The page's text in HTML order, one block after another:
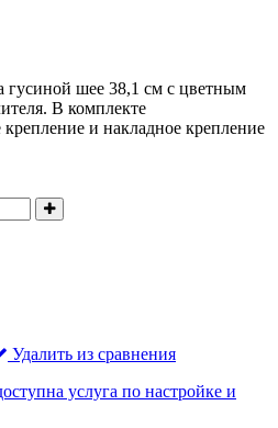
шее 38,1 см с цветным
В комплекте
и накладное крепление
Удалить из сравнения
услуга по настройке и